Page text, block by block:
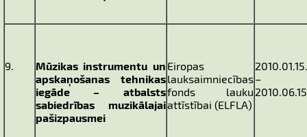
9.
Mūzikas instrumentu un
apskaņošanas tehnikas
iegāde – atbalsts
sabiedrības muzikālajai
pašizpausmei
Eiropas
lauksaimniecības
fonds lauku
attīstībai (ELFLA)
2010.01.15.
–